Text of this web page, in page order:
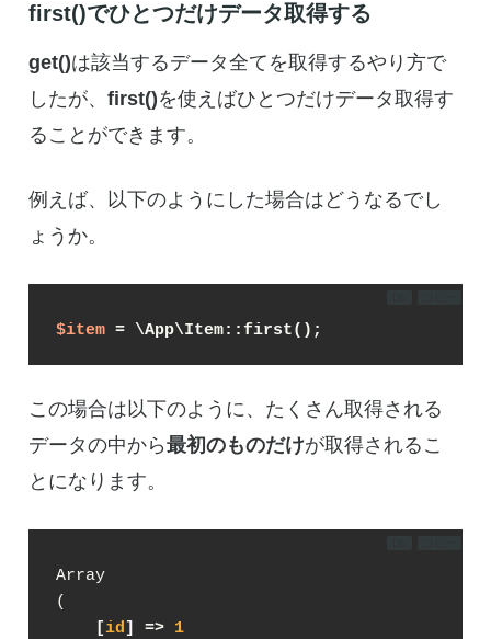
first()でひとつだけデータ取得する
get()は該当するデータ全てを取得するやり方で
したが、first()を使えばひとつだけデータ取得す
ることができます。
例えば、以下のようにした場合はどうなるでし
ょうか。
$item = \App\Item::first();
この場合は以下のように、たくさん取得される
データの中から最初のものだけが取得されるこ
とになります。
Array
(
[id ] => 1